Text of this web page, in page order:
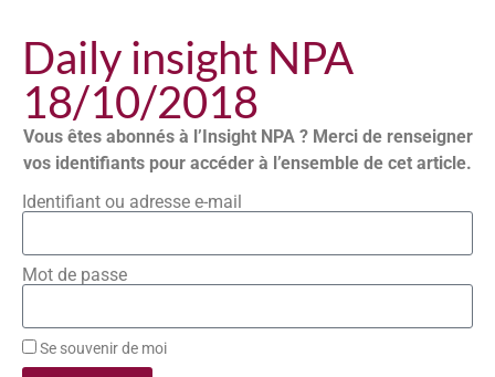
Daily insight NPA
18/10/2018
Vous êtes abonnés à l’Insight NPA ? Merci de renseigner
vos identifiants pour accéder à l’ensemble de cet article.
Identifiant ou adresse e-mail
Mot de passe
Se souvenir de moi